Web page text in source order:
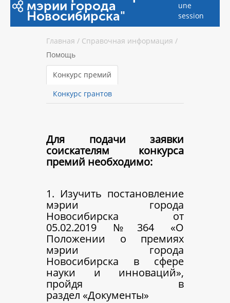
мэрии города
Новосибирска"
une
session
Главная / Справочная информация /
Помощь
Конкурс премий
Конкурс грантов
Для подачи заявки
соискателям конкурса
премий необходимо:
1. Изучить постановление
мэрии города
Новосибирска от
05.02.2019 №364 «О
Положении о премиях
мэрии города
Новосибирска в сфере
науки и инноваций»,
пройдя в
раздел «Документы»